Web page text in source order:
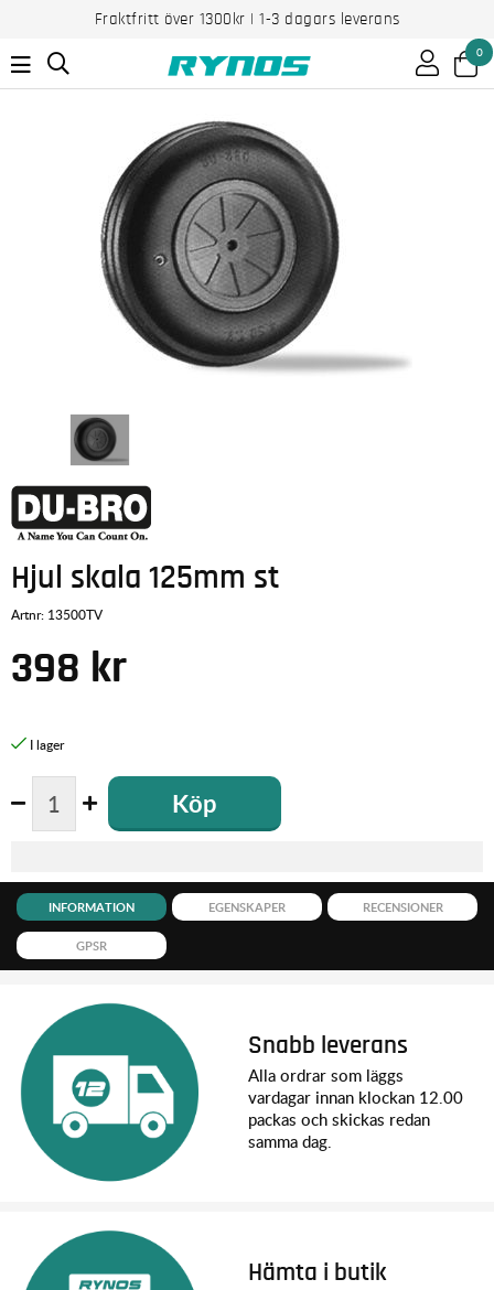
Fraktfritt över 1300kr | 1-3 dagars leverans
0
Hjul skala 125mm st
Artnr: 13500TV
398 kr
Köp
INFORMATION EGENSKAPER RECENSIONER
GPSR
Snabb leverans
Alla ordrar som läggs
vardagar innan klockan 12.00
packas och skickas redan
samma dag.
Hämta i butik